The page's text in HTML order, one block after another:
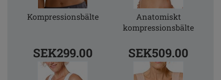
Kompressionsbälte
SEK299.00
Anatomiskt
kompressionsbälte
SEK509.00